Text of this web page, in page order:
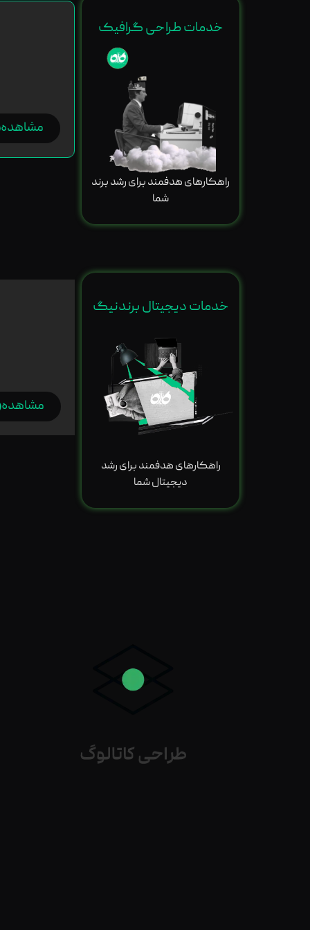
خدمات طراحی گرافیک
راهکارهای هدفمند برای رشد برند
شما
مشاهده
خدمات دیجیتال برندنیگ
راهکارهای هدفمند برای رشد
دیجیتال شما
مشاهده